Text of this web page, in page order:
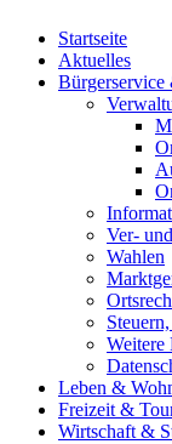
Startseite
Aktuelles
Ver-
Wahlen
Weitere
Leben &
Freizeit &
Wirtschaft &